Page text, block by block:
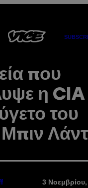
που
η CIA
του
3